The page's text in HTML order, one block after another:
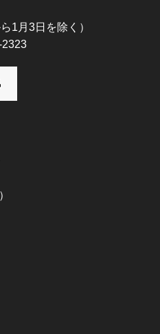
1月3日を除く）
2323